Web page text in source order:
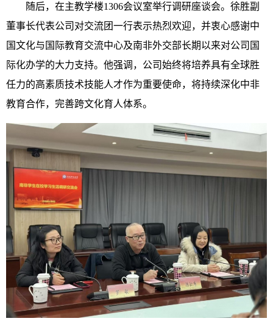
随后，在主教学楼1306会议室举行调研座谈会。徐胜副
董事长代表公司对交流团一行表示热烈欢迎，并衷心感谢中
国文化与国际教育交流中心及南非外交部长期以来对公司国
际化办学的大力支持。他强调，公司始终将培养具有全球胜
任力的高素质技术技能人才作为重要使命，将持续深化中非
教育合作，完善跨文化育人体系。